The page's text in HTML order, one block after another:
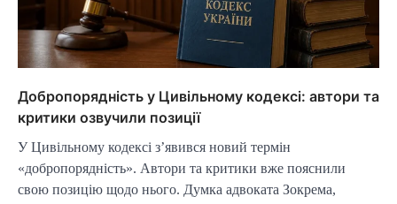
Добропорядність у Цивільному кодексі: автори та
критики озвучили позиції
У Цивільному кодексі з’явився новий термін
«добропорядність». Автори та критики вже пояснили
свою позицію щодо нього. Думка адвоката Зокрема,